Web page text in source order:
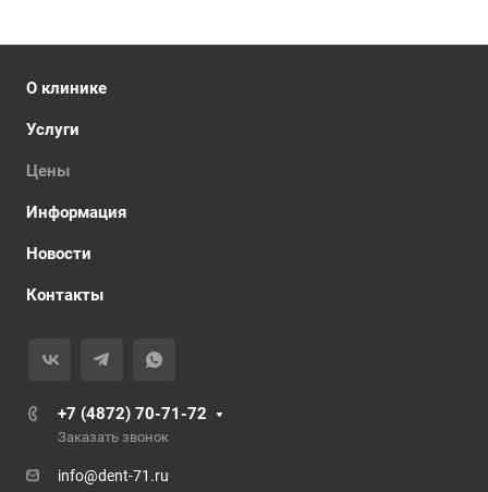
О клинике
Услуги
Цены
Информация
Новости
Контакты
+7 (4872) 70-71-72
Заказать звонок
info@dent-71.ru